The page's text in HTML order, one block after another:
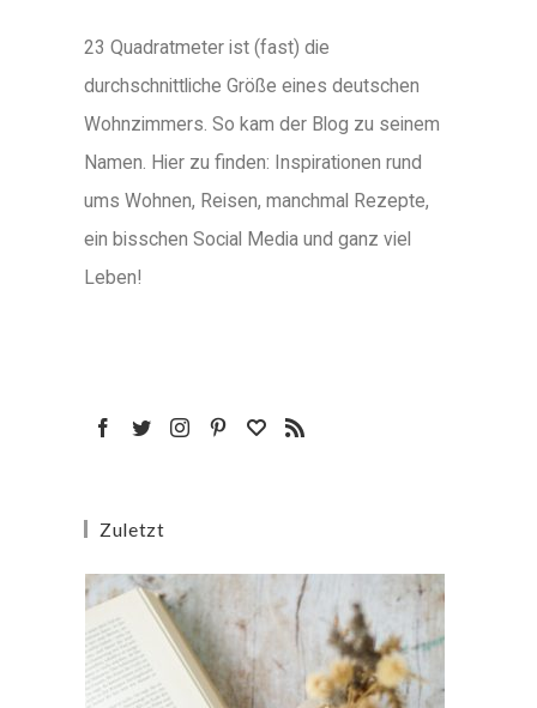
23 Quadratmeter ist (fast) die
durchschnittliche Größe eines deutschen
Wohnzimmers. So kam der Blog zu seinem
Namen. Hier zu finden: Inspirationen rund
ums Wohnen, Reisen, manchmal Rezepte,
ein bisschen Social Media und ganz viel
Leben!
Zuletzt